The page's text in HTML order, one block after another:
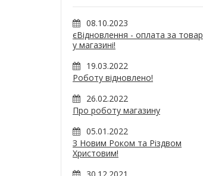
08.10.2023
єВідновлення - оплата за товар
у магазині!
19.03.2022
Роботу відновлено!
26.02.2022
Про роботу магазину
05.01.2022
З Новим Роком та Різдвом
Христовим!